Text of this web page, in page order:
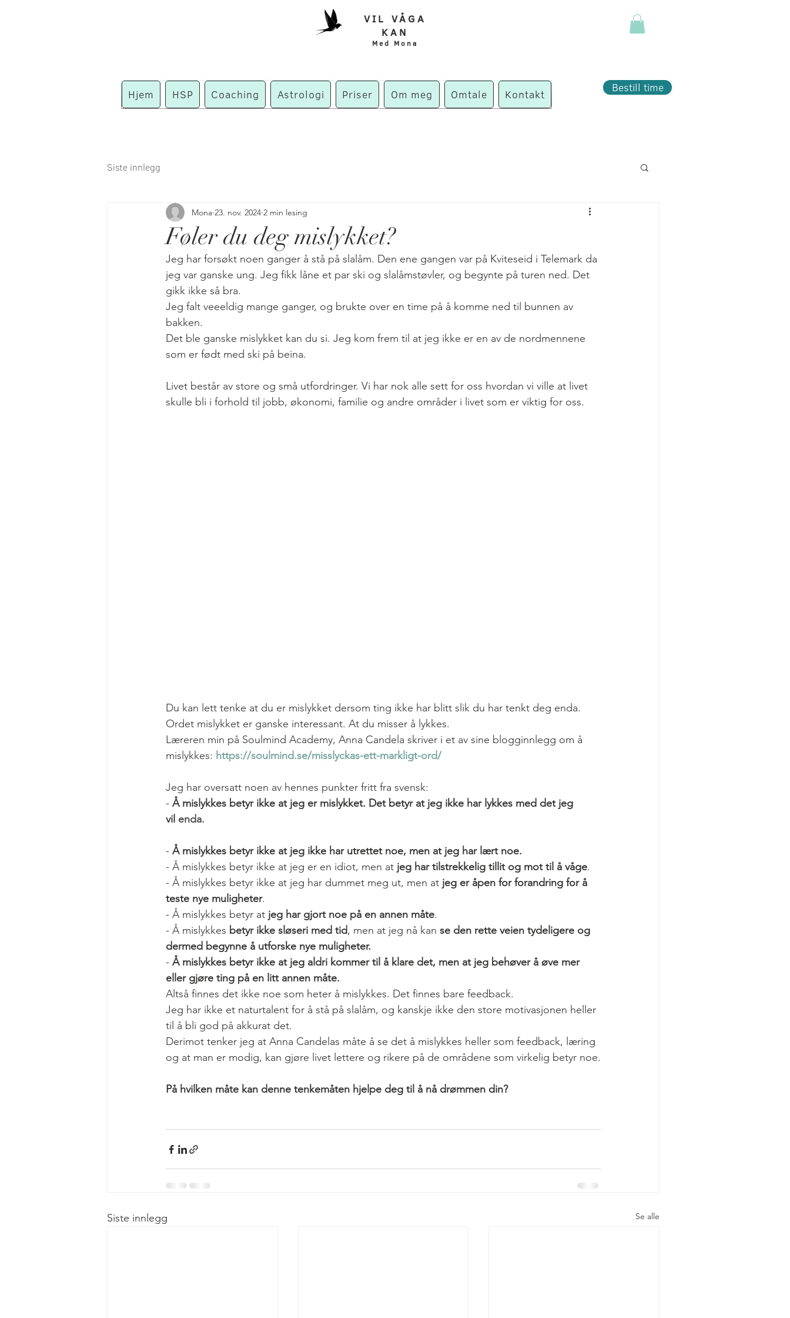
VIL VÅGA
KAN
Med Mona
Hjem HSP Coaching Astrologi Priser Om meg Omtale Kontakt Bestill time
Siste innlegg
Føler du deg mislykket?
Mona 23. nov. 2024 2 min lesing
Jeg har forsøkt noen ganger å stå på slalåm. Den ene gangen var på Kviteseid i Telemark da
jeg var ganske ung. Jeg fikk låne et par ski og slalåmstøvler, og begynte på turen ned. Det
gikk ikke så bra.
Jeg falt veeeldig mange ganger, og brukte over en time på å komme ned til bunnen av
bakken.
Det ble ganske mislykket kan du si. Jeg kom frem til at jeg ikke er en av de nordmennene
som er født med ski på beina.
Livet består av store og små utfordringer. Vi har nok alle sett for oss hvordan vi ville at livet
skulle bli i forhold til jobb, økonomi, familie og andre områder i livet som er viktig for oss.
Du kan lett tenke at du er mislykket dersom ting ikke har blitt slik du har tenkt deg enda.
Ordet mislykket er ganske interessant. At du misser å lykkes.
Læreren min på Soulmind Academy, Anna Candela skriver i et av sine blogginnlegg om å
mislykkes: https://soulmind.se/misslyckas-ett-markligt-ord/
Jeg har oversatt noen av hennes punkter fritt fra svensk:
- Å mislykkes betyr ikke at jeg er mislykket. Det betyr at jeg ikke har lykkes med det jeg
vil enda.
- Å mislykkes betyr ikke at jeg ikke har utrettet noe, men at jeg har lært noe.
- Å mislykkes betyr ikke at jeg er en idiot, men at jeg har tilstrekkelig tillit og mot til å våge.
- Å mislykkes betyr ikke at jeg har dummet meg ut, men at jeg er åpen for forandring for å
teste nye muligheter.
- Å mislykkes betyr at jeg har gjort noe på en annen måte.
- Å mislykkes betyr ikke sløseri med tid, men at jeg nå kan se den rette veien tydeligere og
dermed begynne å utforske nye muligheter.
- Å mislykkes betyr ikke at jeg aldri kommer til å klare det, men at jeg behøver å øve mer
eller gjøre ting på en litt annen måte.
Altså finnes det ikke noe som heter å mislykkes. Det finnes bare feedback.
Jeg har ikke et naturtalent for å stå på slalåm, og kanskje ikke den store motivasjonen heller
til å bli god på akkurat det.
Derimot tenker jeg at Anna Candelas måte å se det å mislykkes heller som feedback, læring
og at man er modig, kan gjøre livet lettere og rikere på de områdene som virkelig betyr noe.
På hvilken måte kan denne tenkemåten hjelpe deg til å nå drømmen din?
Siste innlegg Se alle